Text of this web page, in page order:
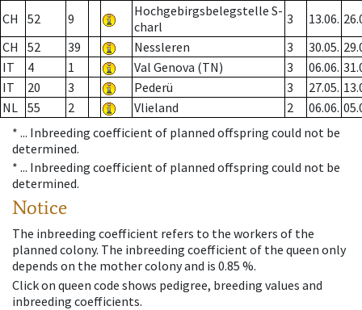
CH
52 9
Hochgebirgsbelegstelle S-
charl
3 13.06.
CH
52 39 Nessleren 3 30.05.
IT
4 1 Val Genova (TN) 3 06.06.
IT
20 3 Pederü 3 27.05.
NL 55 2 Vlieland 2 06.06.
* ... Inbreeding coefficient of planned offspring could not be
determined.
* ... Inbreeding coefficient of planned offspring could not be
determined.
Notice
The inbreeding coefficient refers to the workers of the
planned colony. The inbreeding coefficient of the queen only
depends on the mother colony and is 0.85 %.
Click on queen code shows pedigree, breeding values and
inbreeding coefficients.